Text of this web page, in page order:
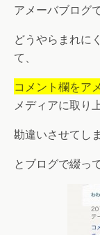
アメーバブログ
どうやらまれに
て、
コメント欄をア
メディアに取り
勘違いさせてし
とブログで綴っ